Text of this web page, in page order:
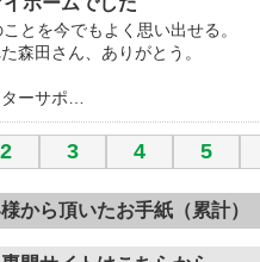
とを今でもよく思い出せる。
森田さん、ありがとう。
ーサポ…
2 3 4 5
から頂いたお手紙（累計）